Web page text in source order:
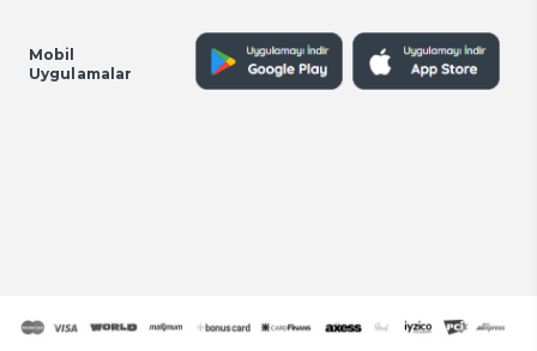
Mobil
Uygulamalar